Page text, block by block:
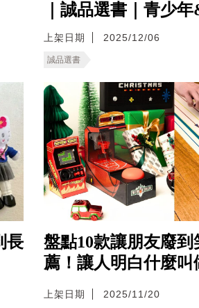
｜誠品選書｜青少
上架日期 2025/12/06
誠品選書
長
盤點10款讓朋友廢
薦！讓人明白什麼
上架日期 2025/11/20